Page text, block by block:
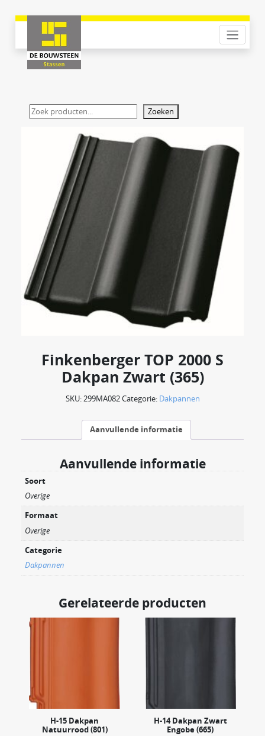
Zoeken
Finkenberger TOP 2000 S
Dakpan Zwart (365)
SKU: 299MA082Categorie: Dakpannen
Aanvullende informatie
Aanvullende informatie
Soort
Overige
Formaat
Overige
Categorie
Dakpannen
Gerelateerde producten
H-15 Dakpan
Natuurrood (801)
H-14 Dakpan Zwart
Engobe (665)